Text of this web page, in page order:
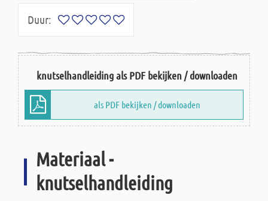
Duur:
knutselhandleiding als PDF bekijken / downloaden
als PDF bekijken / downloaden
Materiaal -
knutselhandleiding